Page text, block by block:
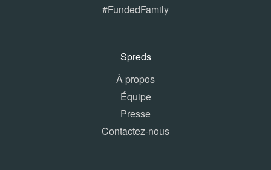
#FundedFamily
Spreds
À propos
Équipe
Presse
Contactez-nous